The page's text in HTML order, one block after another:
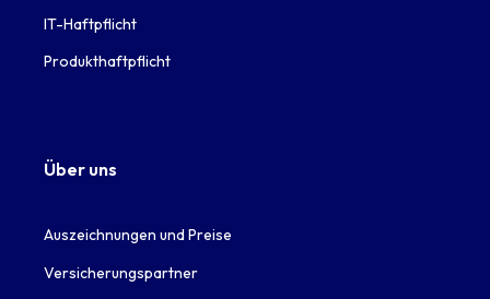
IT-Haftpflicht
Produkthaftpflicht
Über uns
Auszeichnungen und Preise
Versicherungspartner